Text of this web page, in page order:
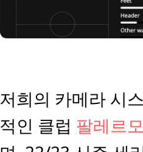
저희의 카메라 시
적인 클럽 팔레르